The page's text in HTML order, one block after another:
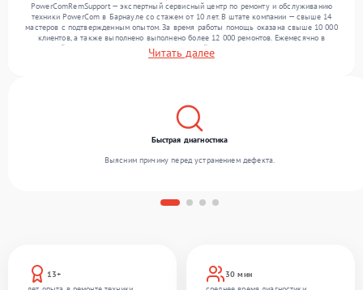
PowerComRemSupport — экспертный сервисный центр по ремонту и обслуживанию
техники PowerCom в Барнауле со стажем от 10 лет. В штате компании — свыше 14
мастеров с подтвержденным опытом. За время работы помощь оказана свыше 10 000
клиентов, а также выполнено выполнено более 12 000 ремонтов. Ежемесячно в
сервисный центр поступает более 300 обращений, включая , , . Мы выполняем ремонт
различного уровня сложности и предлагаем стабильный уровень сервиса благодаря
Читать далее
13+
30 мин
Быстрая диагностика
Выясним причину перед устранением дефекта.